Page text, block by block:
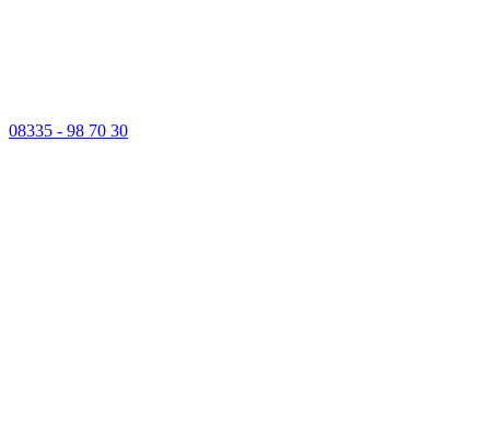
08335 - 98 70 30